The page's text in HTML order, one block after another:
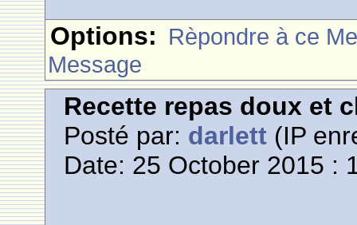
Options: Rèpondre à ce
Message
Recette repas doux et
Posté par: darlett (IP
Date: 25 October 2015 :